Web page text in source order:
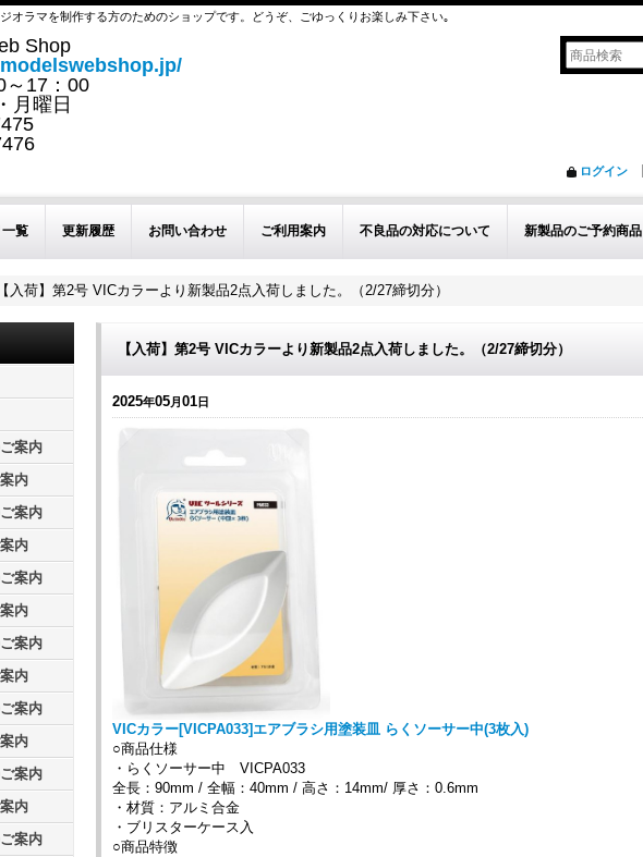
オラマを制作する方のためのショップです。どうぞ、ごゆっくりお楽しみ下さい｡
Shop
～17：00
月曜日
ログイン
覧 更新履歴 お問い合わせ ご利用案内 不良品の対応について 新製品のご予約商品
【入荷】第2号 VICカラーより新製品2点入荷しました。（2/27締切分）
案内
内
案内
内
案内
内
案内
内
案内
内
案内
内
案内
【入荷】第2号 VICカラーより新製品2点入荷しました。（2/27締切分）
2025年05月01日
VICカラー[VICPA033]エアブラシ用塗装皿 らくソーサー中(3枚入)
○商品仕様
・らくソーサー中 VICPA033
全長：90mm / 全幅：40mm / 高さ：14mm/ 厚さ：0.6mm
・材質：アルミ合金
・ブリスターケース入
○商品特徴